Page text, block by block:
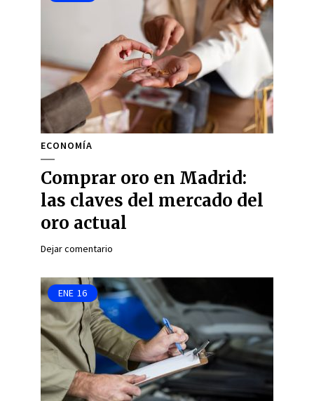
ECONOMÍA
Comprar oro en Madrid:
las claves del mercado del
oro actual
Dejar comentario
ENE 16